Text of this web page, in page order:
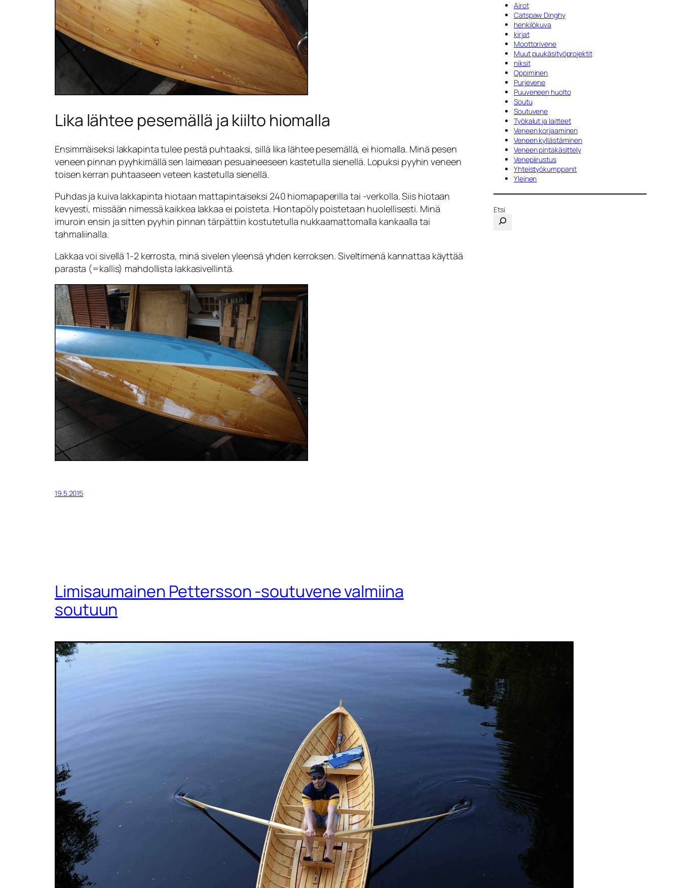
Lika lähtee pesemällä ja kiilto hiomalla
Ensimmäiseksi lakkapinta tulee pestä puhtaaksi, sillä lika lähtee pesemällä, ei hiomalla. Minä pesen
veneen pinnan pyyhkimällä sen laimeaan pesuaineeseen kastetulla sienellä. Lopuksi pyyhin veneen
toisen kerran puhtaaseen veteen kastetulla sienellä.
Puhdas ja kuiva lakkapinta hiotaan mattapintaiseksi 240 hiomapaperilla tai -verkolla. Siis hiotaan
kevyesti, missään nimessä kaikkea lakkaa ei poisteta. Hiontapöly poistetaan huolellisesti. Minä
imuroin ensin ja sitten pyyhin pinnan tärpättiin kostutetulla nukkaamattomalla kankaalla tai
tahmaliinalla.
Lakkaa voi sivellä 1-2 kerrosta, minä sivelen yleensä yhden kerroksen. Siveltimenä kannattaa käyttää
parasta (=kallis) mahdollista lakkasivellintä.
19.5.2015
Limisaumainen Pettersson -soutuvene valmiina
soutuun
Airot
Catspaw Dinghy
henkilökuva
kirjat
Moottorivene
Muut puukäsityöprojektit
niksit
Oppiminen
Purjevene
Puuveneen huolto
Soutu
Soutuvene
Työkalut ja laitteet
Veneen korjaaminen
Veneen kyllästäminen
Veneen pintakäsittely
Venepiirustus
Yhteistyökumppanit
Yleinen
Etsi